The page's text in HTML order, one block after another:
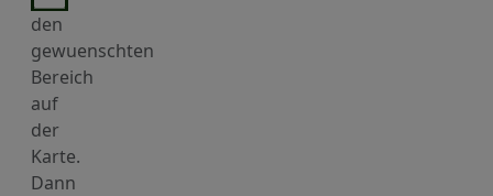
den
gewuenschten
Bereich
auf
der
Karte.
Dann